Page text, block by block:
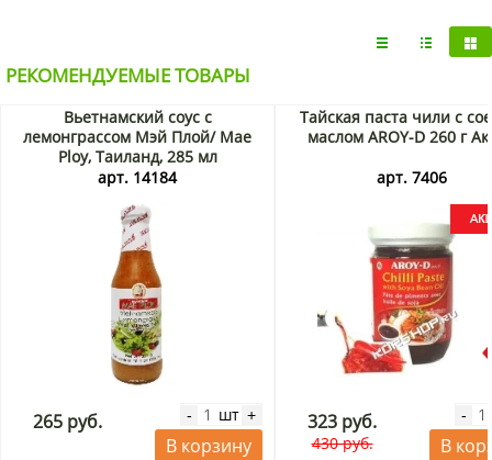
РЕКОМЕНДУЕМЫЕ ТОВАРЫ
Вьетнамский соус с
лемонграссом Мэй Плой/ Mae
Ploy, Таиланд, 285 мл
арт. 14184
265 руб. - шт +
В корзину
Тайская паста чили с
маслом AROY-D 260 г
арт. 7406
323 руб.
430 руб.
-
В